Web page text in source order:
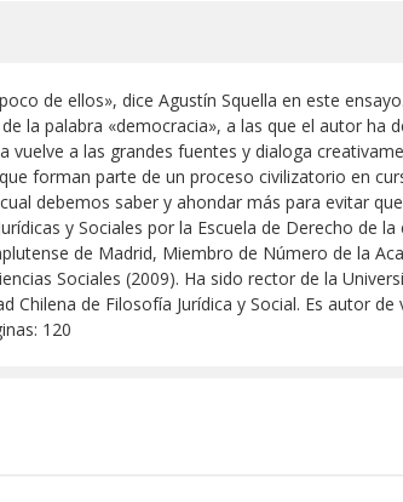
de ellos», dice Agustín Squella en este
la palabra «democracia», a las que el autor ha
a las grandes fuentes y dialoga
forman parte de un proceso civilizatorio en
debemos saber y ahondar más para evitar
y Sociales por la Escuela de Derecho de la
de Madrid, Miembro de Número de la
Sociales (2009). Ha sido rector de la
Chilena de Filosofía Jurídica y Social. Es autor de
120